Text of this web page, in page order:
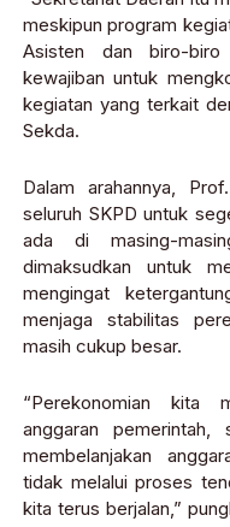
meskipun program
Asisten dan biro-
kewajiban untuk
kegiatan yang terkait
Sekda.
Dalam arahannya,
seluruh SKPD untuk
ada di masing-
dimaksudkan untuk
mengingat
menjaga stabilitas
masih cukup besar.
“Perekonomian kita
anggaran
membelanjakan
tidak melalui proses
kita terus berjalan,”